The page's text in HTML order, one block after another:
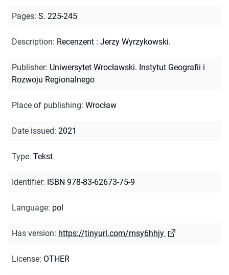
Pages: S. 225-245
Description: Recenzent : Jerzy Wyrzykowski.
Publisher: Uniwersytet Wrocławski. Instytut Geografii i
Rozwoju Regionalnego
Place of publishing: Wrocław
Date issued: 2021
Type: Tekst
Identifier: ISBN 978-83-62673-75-9
Language: pol
Has version: https://tinyurl.com/msy6hhjy
License: OTHER